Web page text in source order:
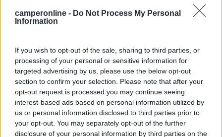
camperonline - Do Not Process My Personal
Information
If you wish to opt-out of the sale, sharing to third parties, or
processing of your personal or sensitive information for
targeted advertising by us, please use the below opt-out
section to confirm your selection. Please note that after your
opt-out request is processed you may continue seeing
interest-based ads based on personal information utilized by
us or personal information disclosed to third parties prior to
your opt-out. You may separately opt-out of the further
disclosure of your personal information by third parties on the
Inserito il01/09/2017 alle:19:34:50
pur che si tolga di casa mi conviene anche pagargli l'assicurazione ma mi
serviva una conferma grazie
questa me la segno per quando la incontrerò la prossima
volta
In merito al quesito ti dico yes, anche il figlio della Stefy, una
volta sloggiato da casa, si è portato dietro la 'mia' Bersani